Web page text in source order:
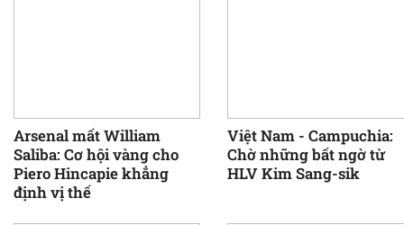
Arsenal mất William
Saliba: Cơ hội vàng cho
Piero Hincapie khẳng
định vị thế
Việt Nam - Campuchia:
Chờ những bất ngờ từ
HLV Kim Sang-sik